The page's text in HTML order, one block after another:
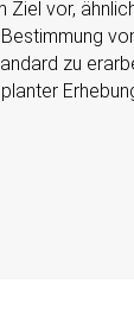
vor,
zu